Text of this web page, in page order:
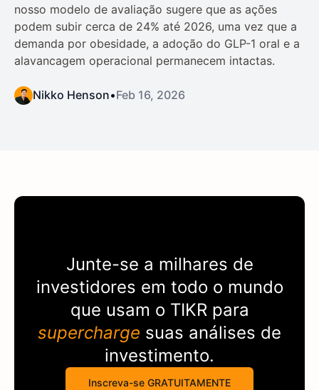
nosso modelo de avaliação sugere que as ações
podem subir cerca de 24% até 2026, uma vez que a
demanda por obesidade, a adoção do GLP-1 oral e a
alavancagem operacional permanecem intactas.
Nikko Henson•Feb 16, 2026
Junte-se a milhares de
investidores em todo o mundo
que usam o TIKR para
supercharge suas análises de
investimento.
Inscreva-se GRATUITAMENTE